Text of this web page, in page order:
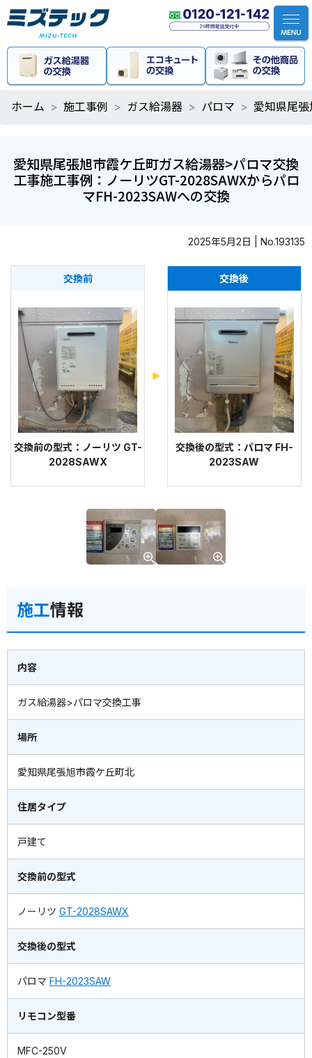
ホーム 施工事例 ガス給湯器 パロマ 愛知県尾
愛知県尾張旭市霞ケ丘町ガス給湯器>パロマ交換
工事施工事例：ノーリツGT-2028SAWXからパロ
マFH-2023SAWへの交換
2025年5月2日 | No.193135
交換前
交換前の型式：ノーリツ GT-
2028SAWX
交換後
交換後の型式：パロマ FH-
2023SAW
施工情報
内容
ガス給湯器>パロマ交換工事
場所
愛知県尾張旭市霞ケ丘町北
住居タイプ
戸建て
交換前の型式
ノーリツ GT-2028SAWX
交換後の型式
パロマ FH-2023SAW
リモコン型番
MFC-250V